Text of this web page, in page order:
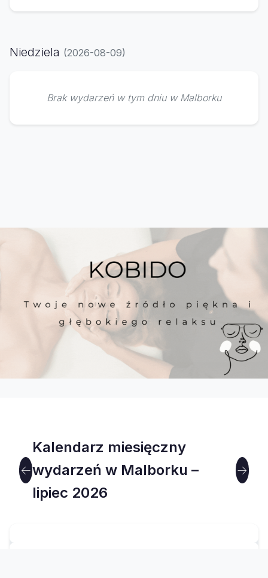
Niedziela (2026-08-09)
Brak wydarzeń w tym dniu w Malborku
←
Kalendarz miesięczny
wydarzeń w Malborku –
lipiec 2026
→